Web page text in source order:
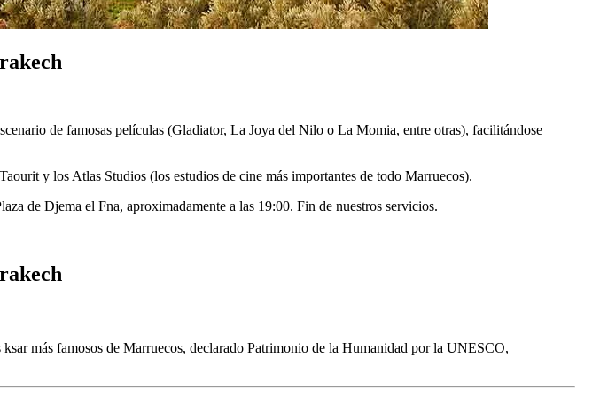
de famosas películas (Gladiator, La Joya del Nilo o La Momia, entre otras), facilitándose
y los Atlas Studios (los estudios de cine más importantes de todo Marruecos).
de Djema el Fna, aproximadamente a las 19:00. Fin de nuestros servicios.
más famosos de Marruecos, declarado Patrimonio de la Humanidad por la UNESCO,